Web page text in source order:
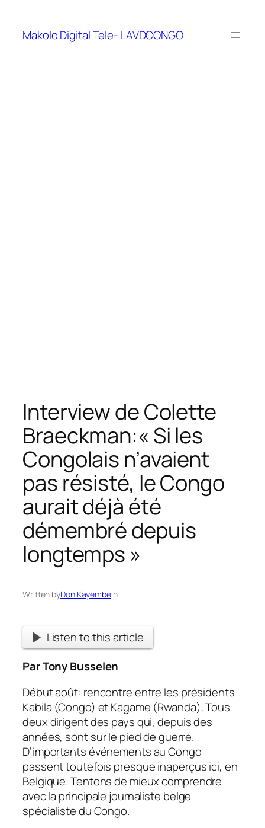
Makolo Digital Tele- LAVDCONGO
Interview de Colette
Braeckman:« Si les
Congolais n’avaient
pas résisté, le Congo
aurait déjà été
démembré depuis
longtemps »
Written byDon Kayembein
Listen to this article
Par Tony Busselen
Début août: rencontre entre les présidents
Kabila (Congo) et Kagame (Rwanda). Tous
deux dirigent des pays qui, depuis des
années, sont sur le pied de guerre.
D’importants événements au Congo
passent toutefois presque inaperçus ici, en
Belgique. Tentons de mieux comprendre
avec la principale journaliste belge
spécialiste du Congo.